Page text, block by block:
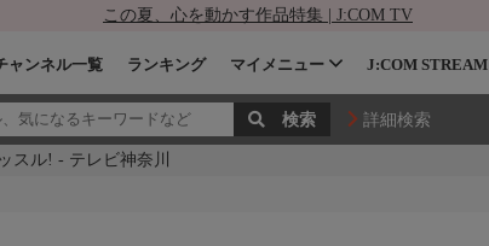
この夏、心を動かす作品特集 | J:COM TV
ャンネル一覧 ランキング マイメニュー J:COM STREAM
詳細検索
スル! - テレビ神奈川